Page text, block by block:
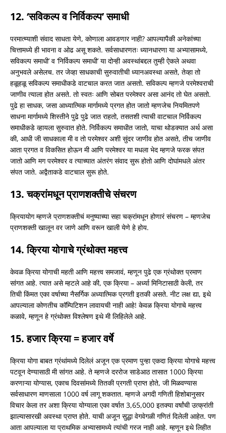
12. ‘सविकल्प व निर्विकल्प’ समाधी
परमात्म्याशी संवाद साधता येणे, कोणाला आवडणार नाही? आपल्यापैकी अनेकांच्या
चित्तामध्ये ही भावना व ओढ असू शकते. सर्वसाधारणतः ध्यानधारणा या अभ्यासामध्ये,
सविकल्प समाधी’ व ‘निर्विकल्प समाधी’ या दोन्ही अवस्थांबद्दल तुम्ही ऐकले अथवा
अनुभवले असेलच. तर जेव्हा साधकाची सुरुवातीची ध्यानअवस्था असते, तेव्हा तो
हळूहळू सविकल्प समाधीकडे वाटचाल करत जात असतो. सविकल्प म्हणजे परमेश्वराची
जाणीव त्याला होत असते. तो स्वतः आणि सोबत परमेश्वर असा आनंद तो घेत असतो.
पुढे हा साधक, जसा आध्यात्मिक मार्गामध्ये प्रगत होत जातो म्हणजेच नियमितपणे
साधना मार्गामध्ये शिस्तीने पुढे पुढे जात राहतो, तसतशी त्याची वाटचाल निर्विकल्प
समाधीकडे व्हायला सुरुवात होते. निर्विकल्प समाधीत जातो, याचा थोडक्यात अर्थ असा
की, आधी जी साधकाला मी व तो परमेश्वर अशी सुंदर जाणीव होत असते, तीच जाणीव
आता प्रगत व विकसित होऊन मी आणि परमेश्वर या मधला भेद म्हणजे फरक संपत
जातो आणि मग परमेश्वर व त्याच्यात अंतरंग संवाद सुरू होतो आणि दोघांमधले अंतर
संपत जाते. अद्वैताकडे वाटचाल सुरू होते.
13. चक्रांमधून प्राणशक्तीचे संचरण
क्रियायोग म्हणजे प्राणशक्तीचं मनुष्याच्या सहा चक्रांमधून होणारं संचरण – म्हणजेच
प्राणशक्ती खालून वर जाणे आणि वरून खाली येणे हे होय.
14. क्रिया योगाचे ग्रंथोक्त महत्त्व
केवळ क्रिया योगाची महती आणि महत्त्व समजावं, म्हणून पुढे एक ग्रंथोक्त प्रमाण
सांगत आहे. त्यात असे म्हटले आहे की, एक क्रिया – अर्ध्या मिनिटासाठी केली, तर
तिची किंमत एका वर्षाच्या नैसर्गिक अध्यात्मिक प्रगती इतकी असते. नीट लक्ष द्या, इथे
आपल्याला कोणतीच कॉम्पिटिशन लावायची नाही आहे! केवळ क्रिया योगाचे महत्त्व
कळावे, म्हणून हे ग्रंथोक्त विश्लेषण इथे मी लिहिलेले आहे.
15. हजार क्रिया = हजार वर्षे
क्रिया योगा बाबत ग्रंथांमध्ये दिलेलं अजून एक प्रमाण पुन्हा एकदा क्रिया योगाचे महत्त्व
पटवून देण्यासाठी मी सांगत आहे. ते म्हणजे दररोज साडेआठ तासात 1000 क्रिया
करणाऱ्या योग्यास, एकाच दिवसांमध्ये तितकी प्रगती प्राप्त होते, जी मिळवण्यास
सर्वसाधारण माणसाला 1000 वर्ष लागू शकतात. म्हणजे अगदी गणिती हिशोबानुसार
विचार केला तर अशा क्रिया योग्याला एका वर्षात 3,65,000 इतक्या वर्षांची उत्क्रांती
झाल्यासारखी अवस्था प्राप्त होते. याची अजून सुद्धा वेगवेगळी गणितं दिलेली आहेत. पण
आता आपल्याला या प्राथमिक अभ्यासामध्ये त्यांची गरज नाही आहे. म्हणून इथे लिहीत